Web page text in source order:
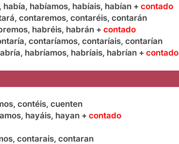
había, habíamos, habíais, habían + contado
contaremos, contaréis, contarán
habréis, habrán + contado
contaríamos, contaríais, contarían
habríamos, habríais, habrían + contado
contéis, cuenten
hayáis, hayan + contado
contarais, contaran